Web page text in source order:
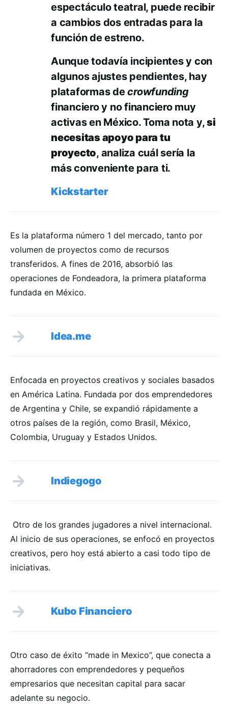
espectáculo teatral, puede recibir
a cambios dos entradas para la
función de estreno.
Aunque todavía incipientes y con
algunos ajustes pendientes, hay
plataformas decrowfunding
financiero y no financiero muy
activas en México. Toma nota y,si
necesitas apoyo para tu
proyecto, analiza cuál sería la
más conveniente para ti.
Kickstarter
Es la plataforma número 1 del mercado, tanto por
volumen de proyectos como de recursos
transferidos. A fines de 2016, absorbió las
operaciones de Fondeadora, la primera plataforma
fundada en México.
Idea.me
Enfocada en proyectos creativos y sociales basados
en América Latina. Fundada por dos emprendedores
de Argentina y Chile, se expandió rápidamente a
otros países de la región, como Brasil, México,
Colombia, Uruguay y Estados Unidos.
Indiegogo
Otro de los grandes jugadores a nivel internacional.
Al inicio de sus operaciones, se enfocó en proyectos
creativos, pero hoy está abierto a casi todo tipo de
iniciativas.
Kubo Financiero
Otro caso de éxito “made in Mexico”, que conecta a
ahorradores con emprendedores y pequeños
empresarios que necesitan capital para sacar
adelante su negocio.